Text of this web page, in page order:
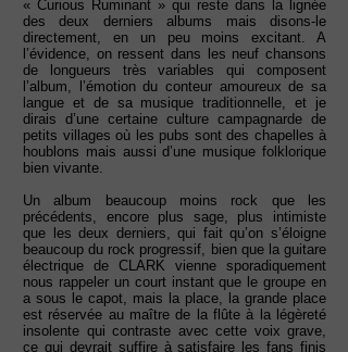
« Curious Ruminant » qui reste dans la lignée
des deux derniers albums mais disons-le
directement, en un peu moins excitant. A
l’évidence, on ressent dans les neuf chansons
de longueurs très variables qui composent
l’album, l’émotion du conteur amoureux de sa
langue et de sa musique traditionnelle, et je
dirais d’une certaine culture campagnarde de
petits villages où les pubs sont des chapelles à
houblons mais aussi d’une musique folklorique
bien vivante.
Un album beaucoup moins rock que les
précédents, encore plus sage, plus intimiste
que les deux derniers, qui fait qu’on s’éloigne
beaucoup du rock progressif, bien que la guitare
électrique de CLARK vienne sporadiquement
nous rappeler un court instant que le groupe en
a sous le capot, mais la place, la grande place
est réservée au maître de la flûte à la légèreté
insolente qui contraste avec cette voix grave,
ce qui devrait suffire à satisfaire les fans finis